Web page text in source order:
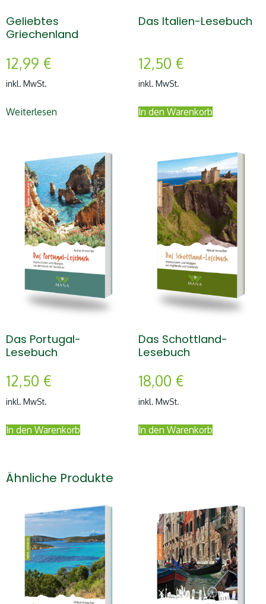
Geliebtes
Griechenland
12,99 €
inkl. MwSt.
Weiterlesen
Das Italien-Lesebuch
12,50 €
inkl. MwSt.
In den Warenkorb
Das Portugal-
Lesebuch
12,50 €
inkl. MwSt.
In den Warenkorb
Das Schottland-
Lesebuch
18,00 €
inkl. MwSt.
In den Warenkorb
Ähnliche Produkte